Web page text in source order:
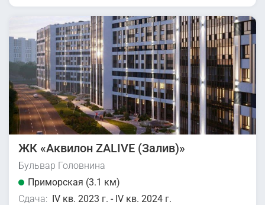
ЖК «Аквилон ZALIVE (Залив)»
Бульвар Головнина
Приморская (3.1 км)
Сдача: IV кв. 2023 г. - IV кв. 2024 г.